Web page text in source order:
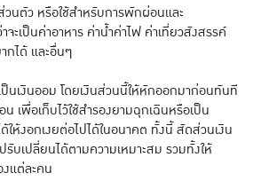
วนตัว หรือใช้สำหรับการพักผ่อนและ
ะเป็นค่าอาหาร ค่าน้ำค่าไฟ ค่าเที่ยวสังสรรค์
กได้ และอื่นๆ
ป็นเงินออม โดยเงินส่วนนี้ให้หักออกมาก่อนทันที
น เพื่อเก็บไว้ใช้สำรองยามฉุกเฉินหรือเป็น
ให้งอกเงยต่อไปได้ในอนาคต ทั้งนี้ สัดส่วนเงิน
รับเปลี่ยนได้ตามความเหมาะสม รวมทั้งให้
แต่ละคน